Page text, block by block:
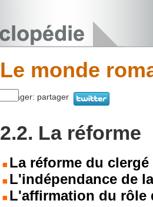
Le monde
Partager: partager
2.2. La réforme
La réforme du clergé
L'indépendance de
L'affirmation du rôle